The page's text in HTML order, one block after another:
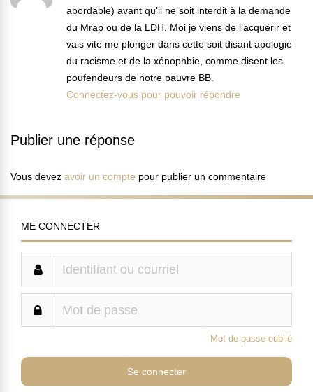
abordable) avant qu’il ne soit interdit à la demande
du Mrap ou de la LDH. Moi je viens de l’acquérir et
vais vite me plonger dans cette soit disant apologie
du racisme et de la xénophbie, comme disent les
poufendeurs de notre pauvre BB.
Connectez-vous pour pouvoir répondre
Publier une réponse
Vous devez avoir un compte pour publier un commentaire
ME CONNECTER
Mot de passe oublié